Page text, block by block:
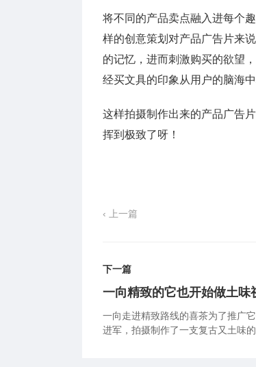
将不同的产品卖点融入进每个
样的创意策划对产品广告片来
的记忆，进而刺激购买的欲望
经买文具的印象从用户的脑海
这样拍摄制作出来的产品广告
挥到极致了呀！
‹ 上一篇
下一篇
一向精致的它也开始做土味
一向走进精致路线的喜茶为了推广
进军，拍摄制作了一支复古又土味的